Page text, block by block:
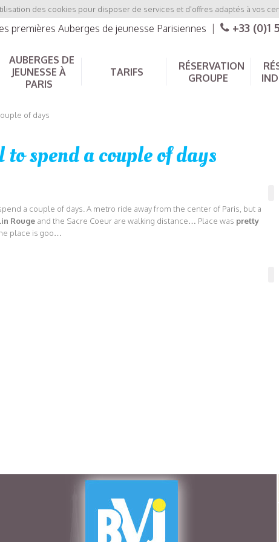
des cookies pour disposer de services et d'offres adaptés à vos
premières Auberges de jeunesse Parisiennes +33 (0)1
AUBERGES DE
JEUNESSE À
PARIS
TARIFS
RÉSERVATION
GROUPE
of days
to spend a couple of days
a couple of days. A metro ride away from the center of Paris, but a
Rouge and the Sacre Coeur are walking distance… Place was pretty
place is goo…